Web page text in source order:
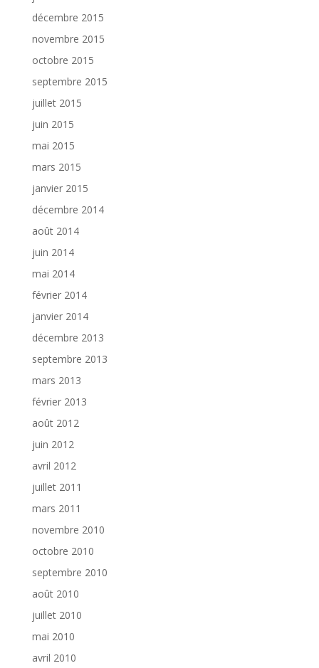
décembre 2015
novembre 2015
octobre 2015
septembre 2015
juillet 2015
juin 2015
mai 2015
mars 2015
janvier 2015
décembre 2014
août 2014
juin 2014
mai 2014
février 2014
janvier 2014
décembre 2013
septembre 2013
mars 2013
février 2013
août 2012
juin 2012
avril 2012
juillet 2011
mars 2011
novembre 2010
octobre 2010
septembre 2010
août 2010
juillet 2010
mai 2010
avril 2010